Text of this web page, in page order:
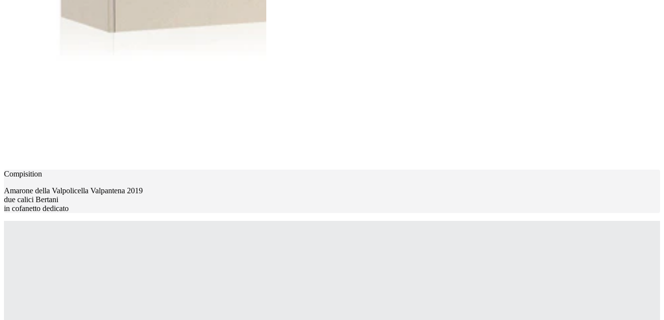
Compisition
Amarone della Valpolicella Valpantena 2019
due calici Bertani
in cofanetto dedicato